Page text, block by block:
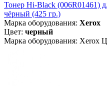
Тонер Hi-Black (006R01461)
чёрный (425 гр.)
Марка оборудования: Xerox
Цвет: черный
Марка оборудования: Xerox